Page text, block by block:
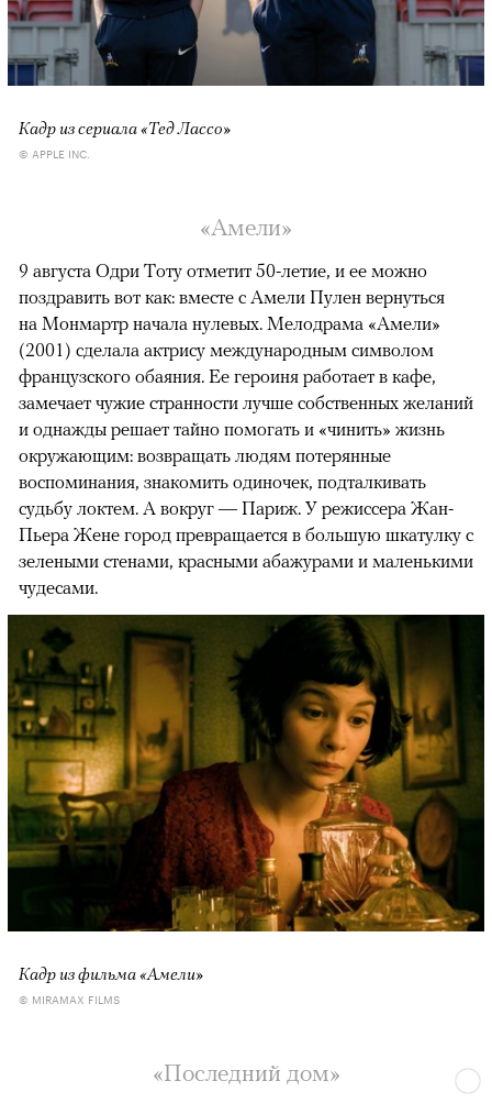
Кадр из сериала «Тед Лассо»
© APPLE INC.
«Амели»
9 августа Одри Тоту отметит 50-летие, и ее можно
поздравить вот как: вместе с Амели Пулен вернуться
на Монмартр начала нулевых. Мелодрама «Амели»
(2001) сделала актрису международным символом
французского обаяния. Ее героиня работает в кафе,
замечает чужие странности лучше собственных желаний
и однажды решает тайно помогать и «чинить» жизнь
окружающим: возвращать людям потерянные
воспоминания, знакомить одиночек, подталкивать
судьбу локтем. А вокруг — Париж. У режиссера Жан-
Пьера Жене город превращается в большую шкатулку с
зелеными стенами, красными абажурами и маленькими
чудесами.
Кадр из фильма «Амели»
© MIRAMAX FILMS
«Последний дом»